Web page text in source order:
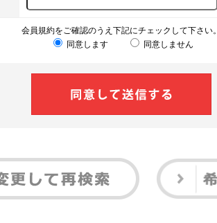
会員規約をご確認のうえ下記にチェックして下さい。
同意します
同意しません